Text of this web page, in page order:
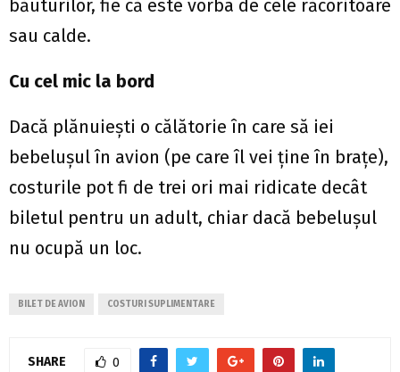
băuturilor, fie că este vorba de cele răcoritoare
sau calde.
Cu cel mic la bord
Dacă plănuiești o călătorie în care să iei
bebelușul în avion (pe care îl vei ține în brațe),
costurile pot fi de trei ori mai ridicate decât
biletul pentru un adult, chiar dacă bebelușul
nu ocupă un loc.
BILET DE AVION COSTURI SUPLIMENTARE
SHARE 0